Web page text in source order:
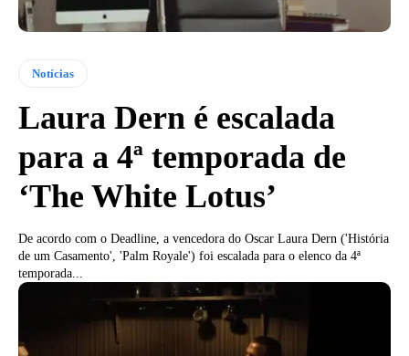
Notícias
Laura Dern é escalada
para a 4ª temporada de
‘The White Lotus’
De acordo com o Deadline, a vencedora do Oscar Laura Dern ('História
de um Casamento', 'Palm Royale') foi escalada para o elenco da 4ª
temporada...